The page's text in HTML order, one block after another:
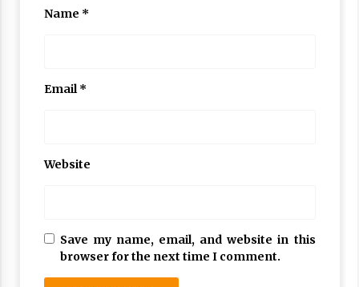
Name *
Email *
Website
Save my name, email, and website in this
browser for the next time I comment.